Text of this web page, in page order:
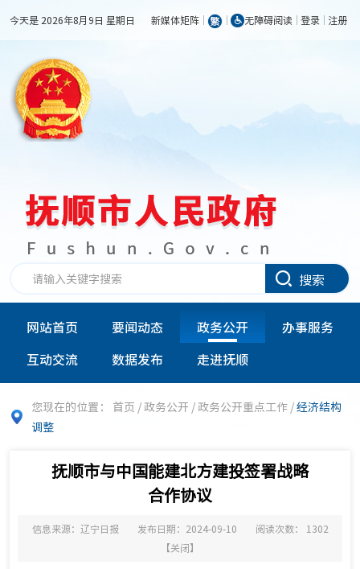
今天是 2026年8月9日 星期日 新媒体矩阵 无障碍阅读 登录 注册
搜索
网站首页 要闻动态 政务公开
办事服务
互动交流
数据发布 走进抚顺
您现在的位置： 首页 /政务公开 /政务公开重点工作 /经济结构
调整
抚顺市与中国能建北方建投签署战略
合作协议
信息来源：辽宁日报 发布日期：2024-09-10 阅读次数： 1302
【关闭】